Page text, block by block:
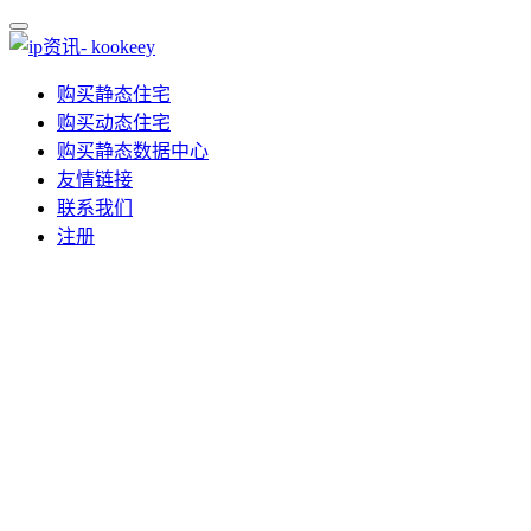
购买静态住宅
购买动态住宅
购买静态数据中心
友情链接
联系我们
注册